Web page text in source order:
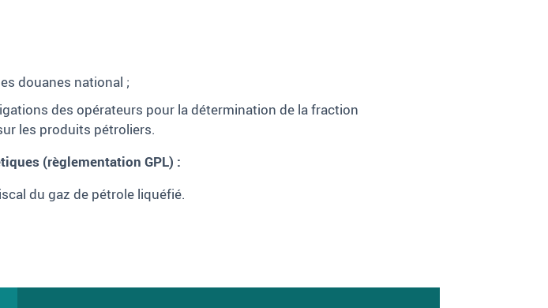
douanes national ;
des opérateurs pour la détermination de la fraction
les produits pétroliers.
(règlementation GPL) :
du gaz de pétrole liquéfié.